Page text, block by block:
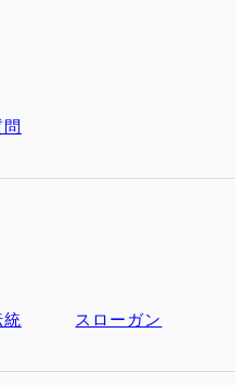
スローガン